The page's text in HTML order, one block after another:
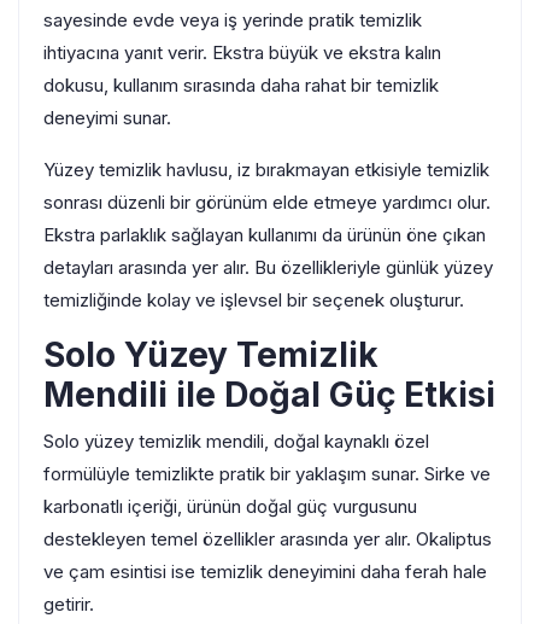
sayesinde evde veya iş yerinde pratik temizlik
ihtiyacına yanıt verir. Ekstra büyük ve ekstra kalın
dokusu, kullanım sırasında daha rahat bir temizlik
deneyimi sunar.
Yüzey temizlik havlusu, iz bırakmayan etkisiyle temizlik
sonrası düzenli bir görünüm elde etmeye yardımcı olur.
Ekstra parlaklık sağlayan kullanımı da ürünün öne çıkan
detayları arasında yer alır. Bu özellikleriyle günlük yüzey
temizliğinde kolay ve işlevsel bir seçenek oluşturur.
Solo Yüzey Temizlik
Mendili ile Doğal Güç Etkisi
Solo yüzey temizlik mendili, doğal kaynaklı özel
formülüyle temizlikte pratik bir yaklaşım sunar. Sirke ve
karbonatlı içeriği, ürünün doğal güç vurgusunu
destekleyen temel özellikler arasında yer alır. Okaliptus
ve çam esintisi ise temizlik deneyimini daha ferah hale
getirir.